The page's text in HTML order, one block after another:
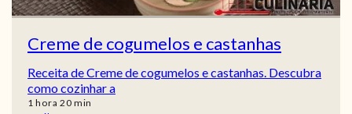
Creme de cogumelos e castanhas
Receita de Creme de cogumelos e castanhas. Descubra
como cozinhar a
1 hora
hora 20min
min